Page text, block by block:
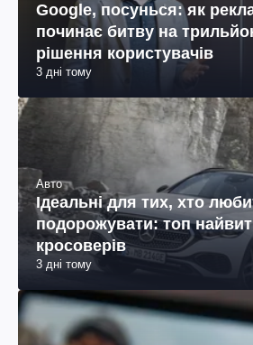
Google, посунься: як
починає битву на
рішення користувачів
3 дні тому
Авто
Ідеальні для тих, хто
подорожувати: топ
кросоверів
3 дні тому